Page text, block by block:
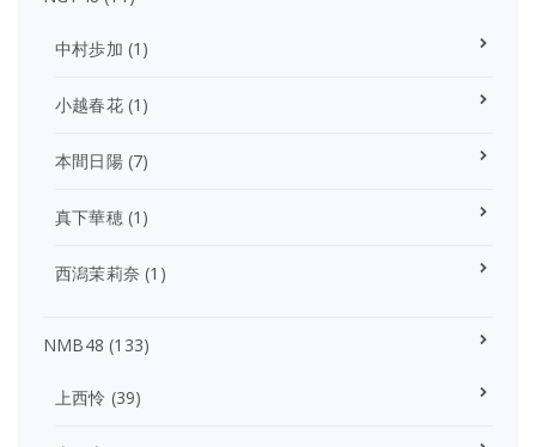
中村歩加 (1)
小越春花(1)
本間日陽(7)
真下華穂(1)
西潟茉莉奈 (1)
NMB48 (133)
上西怜 (39)